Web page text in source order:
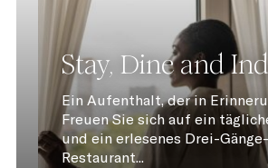
Stay, Dine and
Ein Aufenthalt, der in
Freuen Sie sich auf ein
und ein erlesenes Drei-
Restaurant...